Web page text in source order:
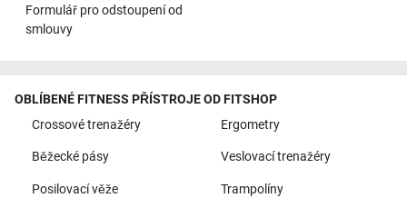
Formulář pro odstoupení od
smlouvy
OBLÍBENÉ FITNESS PŘÍSTROJE OD FITSHOP
Crossové trenažéry
Ergometry
Běžecké pásy Veslovací trenažéry
Posilovací věže Trampolíny